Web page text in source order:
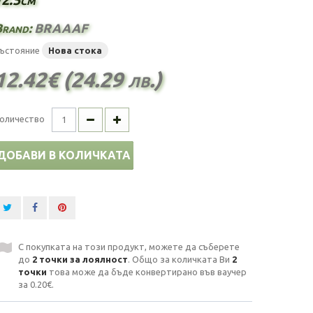
BRAAAF
Нова стока
(24.29 лв.)
В КОЛИЧКАТА
С покупката на този продукт, можете да съберете
до 2 точки за лоялност. Общо за количката Ви 2
точки това може да бъде конвертирано във ваучер
за 0.20€.